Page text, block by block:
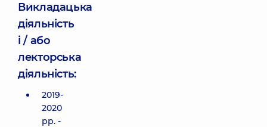
Викладацька
діяльність
і / або
лекторська
діяльність:
2019-
2020
рр. -